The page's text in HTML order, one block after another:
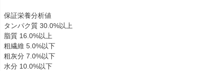
保証栄養分析値
タンパク質 30.0%以上
脂質 16.0%以上
粗繊維 5.0%以下
粗灰分 7.0%以下
水分 10.0%以下